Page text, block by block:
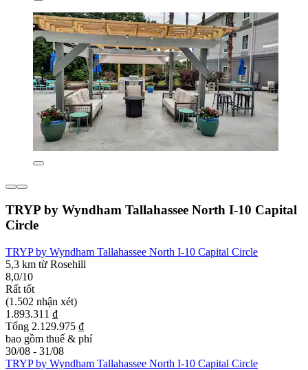
TRYP by Wyndham Tallahassee North I-10 Capital
Circle
TRYP by Wyndham Tallahassee North I-10 Capital Circle
5,3 km từ Rosehill
8,0/10
Rất tốt
(1.502 nhận xét)
1.893.311 ₫
Tổng 2.129.975 ₫
bao gồm thuế & phí
30/08 - 31/08
TRYP by Wyndham Tallahassee North I-10 Capital Circle